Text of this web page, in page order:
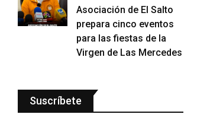
Asociación de El Salto
prepara cinco eventos
para las fiestas de la
Virgen de Las Mercedes
Suscríbete